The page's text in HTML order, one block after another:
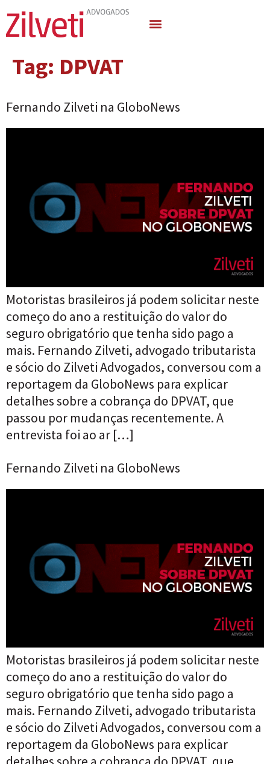
Tag: DPVAT
Fernando Zilveti na GloboNews
Motoristas brasileiros já podem solicitar neste
começo do ano a restituição do valor do
seguro obrigatório que tenha sido pago a
mais. Fernando Zilveti, advogado tributarista
e sócio do Zilveti Advogados, conversou com a
reportagem da GloboNews para explicar
detalhes sobre a cobrança do DPVAT, que
passou por mudanças recentemente. A
entrevista foi ao ar […]
Fernando Zilveti na GloboNews
Motoristas brasileiros já podem solicitar neste
começo do ano a restituição do valor do
seguro obrigatório que tenha sido pago a
mais. Fernando Zilveti, advogado tributarista
e sócio do Zilveti Advogados, conversou com a
reportagem da GloboNews para explicar